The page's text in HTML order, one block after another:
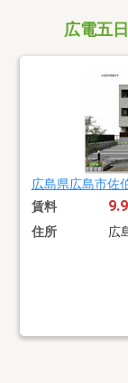
広電五
広島県広島市佐
賃料
住所 広